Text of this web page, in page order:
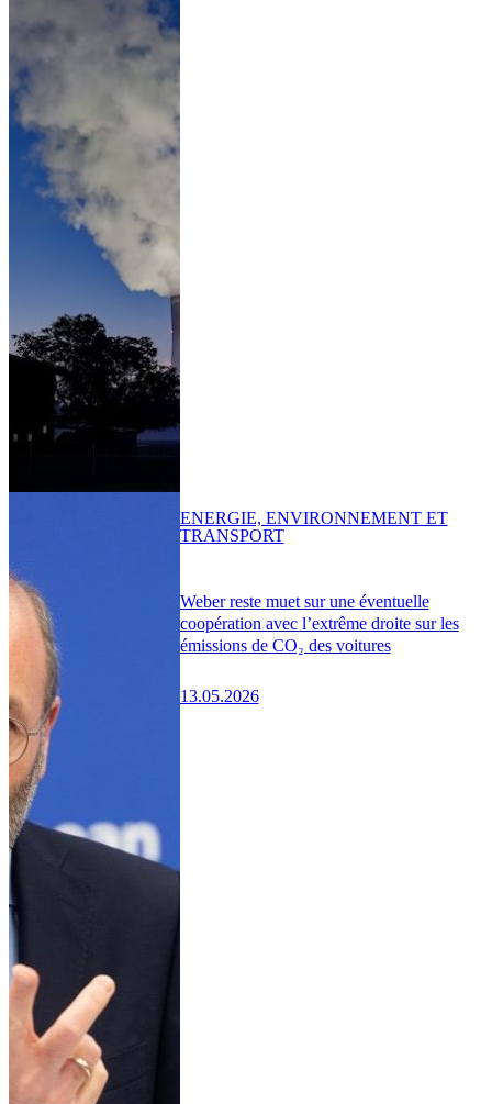
Weber reste muet sur une éventuelle
coopération avec l’extrême droite sur les
émissions de CO₂ des voitures
13.05.2026
ENERGIE, ENVIRONNEMENT ET
TRANSPORT